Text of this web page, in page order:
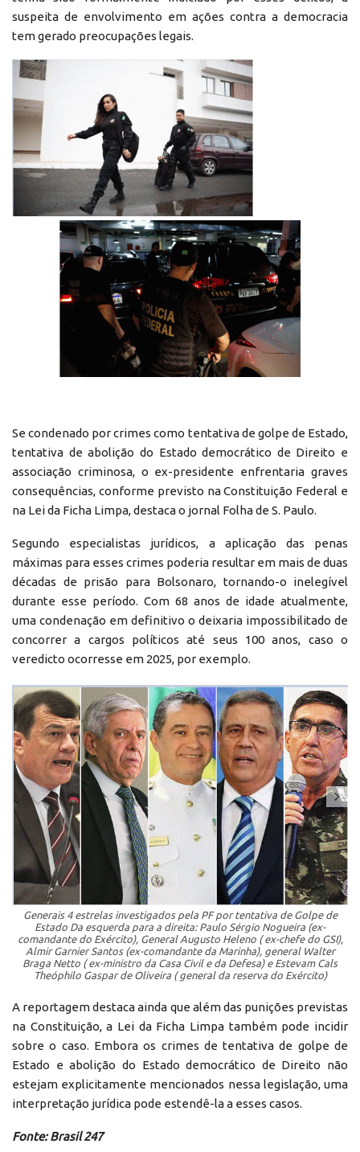
suspeita de envolvimento em ações contra a democracia
tem gerado preocupações legais.
Se condenado por crimes como tentativa de golpe de Estado,
tentativa de abolição do Estado democrático de Direito e
associação criminosa, o ex-presidente enfrentaria graves
consequências, conforme previsto na Constituição Federal e
na Lei da Ficha Limpa, destaca o jornal Folha de S. Paulo.
Segundo especialistas jurídicos, a aplicação das penas
máximas para esses crimes poderia resultar em mais de duas
décadas de prisão para Bolsonaro, tornando-o inelegível
durante esse período. Com 68 anos de idade atualmente,
uma condenação em definitivo o deixaria impossibilitado de
concorrer a cargos políticos até seus 100 anos, caso o
veredicto ocorresse em 2025, por exemplo.
Generais 4 estrelas investigados pela PF por tentativa de Golpe de
Estado Da esquerda para a direita: Paulo Sérgio Nogueira (ex-
comandante do Exército), General Augusto Heleno ( ex-chefe do GSI),
Almir Garnier Santos (ex-comandante da Marinha), general Walter
Braga Netto ( ex-ministro da Casa Civil e da Defesa) e Estevam Cals
Theóphilo Gaspar de Oliveira ( general da reserva do Exército)
A reportagem destaca ainda que além das punições previstas
na Constituição, a Lei da Ficha Limpa também pode incidir
sobre o caso. Embora os crimes de tentativa de golpe de
Estado e abolição do Estado democrático de Direito não
estejam explicitamente mencionados nessa legislação, uma
interpretação jurídica pode estendê-la a esses casos.
Fonte: Brasil 247